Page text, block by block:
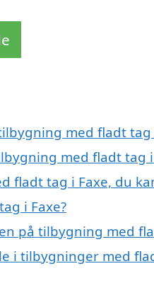
med fladt
med fladt tag i
fladt tag i Faxe, du
i Faxe?
på tilbygning med
i tilbygninger med